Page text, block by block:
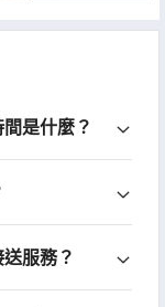
是什麼？
服務？